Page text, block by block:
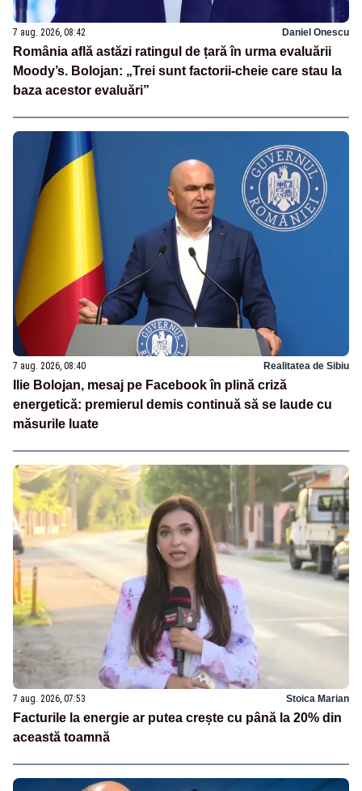
7 aug. 2026, 08:42 Daniel Onescu
România află astăzi ratingul de țară în urma evaluării
Moody’s. Bolojan: „Trei sunt factorii-cheie care stau la
baza acestor evaluări”
7 aug. 2026, 08:40 Realitatea de Sibiu
Ilie Bolojan, mesaj pe Facebook în plină criză
energetică: premierul demis continuă să se laude cu
măsurile luate
7 aug. 2026, 07:53 Stoica Marian
Facturile la energie ar putea crește cu până la 20% din
această toamnă